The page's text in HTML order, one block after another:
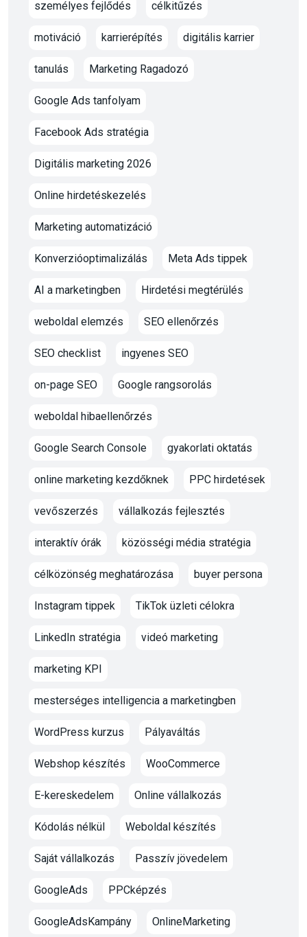
személyes fejlődés célkitűzés
motiváció karrierépítés digitális karrier
tanulás Marketing Ragadozó
Google Ads tanfolyam
Facebook Ads stratégia
Digitális marketing 2026
Online hirdetéskezelés
Marketing automatizáció
Konverzióoptimalizálás Meta Ads tippek
AI a marketingben Hirdetési megtérülés
weboldal elemzés SEO ellenőrzés
SEO checklist ingyenes SEO
on-page SEO Google rangsorolás
weboldal hibaellenőrzés
Google Search Console gyakorlati oktatás
online marketing kezdőknek PPC hirdetések
vevőszerzés vállalkozás fejlesztés
interaktív órák közösségi média stratégia
célközönség meghatározása buyer persona
Instagram tippek TikTok üzleti célokra
LinkedIn stratégia videó marketing
marketing KPI
mesterséges intelligencia a marketingben
WordPress kurzus Pályaváltás
Webshop készítés WooCommerce
E-kereskedelem Online vállalkozás
Kódolás nélkül Weboldal készítés
Saját vállalkozás Passzív jövedelem
GoogleAds PPCképzés
GoogleAdsKampány OnlineMarketing